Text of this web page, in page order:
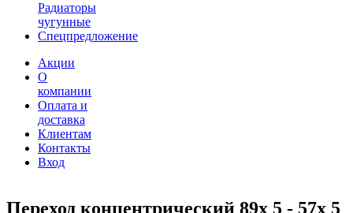
Радиаторы
чугунные
Спецпредложение
Акции
О
компании
Оплата и
доставка
Клиентам
Контакты
Вход
Переход концентрический 89х 5 - 57х 5